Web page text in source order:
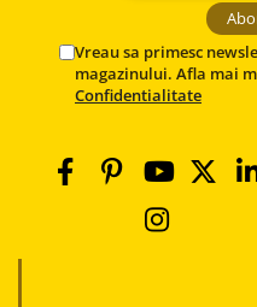
Vreau sa primesc
magazinului. Afla mai
Confidentialitate